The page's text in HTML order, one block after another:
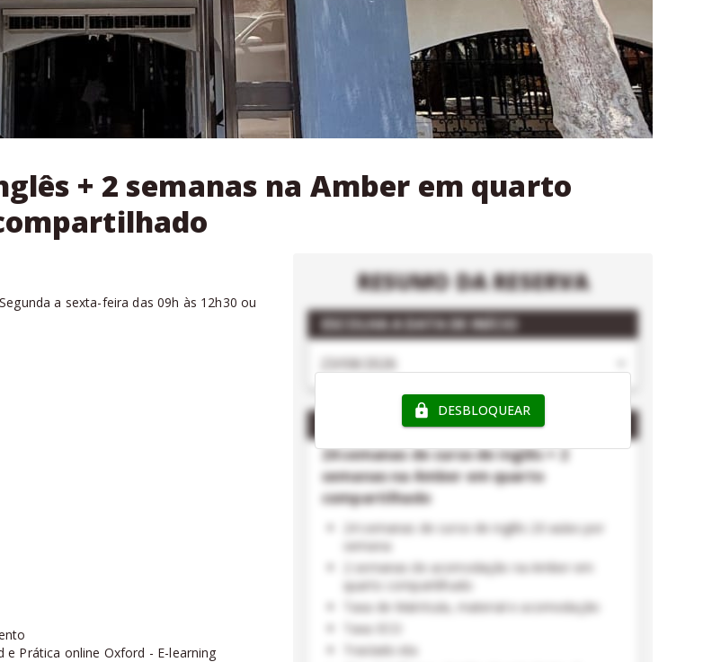
+ 2 semanas na Amber em quarto
Segunda a sexta-feira das 09h às 12h30 ou
e Prática online Oxford - E-learning
DESBLOQUEAR
RESUMO DA RESERVA
ESCOLHA A DATA DE INÍCIO
- CLUBCLASS MALTA
24 semanas de curso de inglês + 2
semanas na Amber em quarto
compartilhado
24 semanas de curso de inglês 20 aulas por
semana
2 semanas de acomodação na Amber em
quarto compartilhado
Taxa de Matrícula, material e acomodação
Taxa ECO
Traslado ida